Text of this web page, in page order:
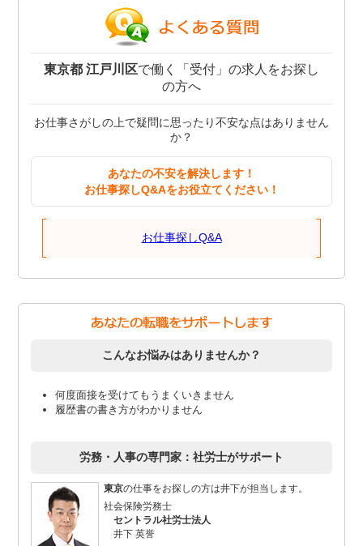
東京都 江戸川区で働く「受付」の求人をお探し
の方へ
お仕事さがしの上で疑問に思ったり不安な点はありません
か？
あなたの不安を解決します！
お仕事探しQ&Aをお役立てください！
お仕事探しQ&A
こんなお悩みはありませんか？
何度面接を受けてもうまくいきません
履歴書の書き方がわかりません
労務・人事の専門家：社労士がサポート
東京の仕事をお探しの方は井下が担当します。
社会保険労務士
セントラル社労士法人
井下 英誉